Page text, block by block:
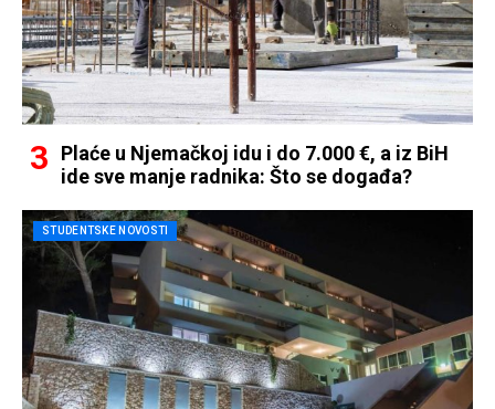
Plaće u Njemačkoj idu i do 7.000 €, a iz BiH
ide sve manje radnika: Što se događa?
STUDENTSKE NOVOSTI